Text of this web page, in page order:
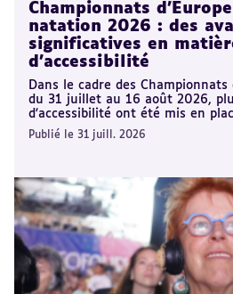
Championnats
natation 2026 : des
significatives en
d'accessibilité
Dans le cadre des
du 31 juillet au 16 août 2026,
d'accessibilité ont été mis en
Publié le 31 juill. 2026